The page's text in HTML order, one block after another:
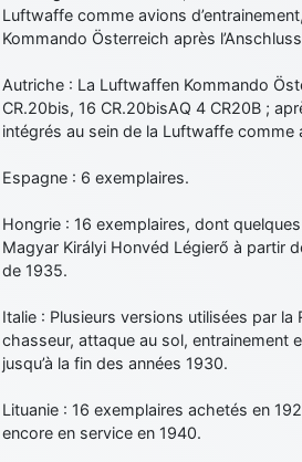
Luftwaffe comme avions
Kommando Österreich après
Autriche : La Luftwaffen Kommando
CR.20bis, 16 CR.20bisAQ 4 CR20B ;
intégrés au sein de la Luftwaffe comme
Espagne : 6 exemplaires.
Hongrie : 16 exemplaires, dont
Magyar Királyi Honvéd Légierő à partir
de 1935.
Italie : Plusieurs versions utilisées par la
chasseur, attaque au sol, entrainement
jusqu’à la fin des années 1930.
Lituanie : 16 exemplaires achetés en
encore en service en 1940.